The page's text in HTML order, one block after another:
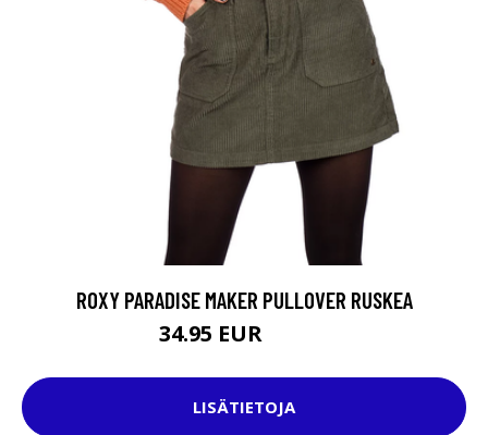
ROXY PARADISE MAKER PULLOVER RUSKEA
34.95 EUR
LISÄTIETOJA